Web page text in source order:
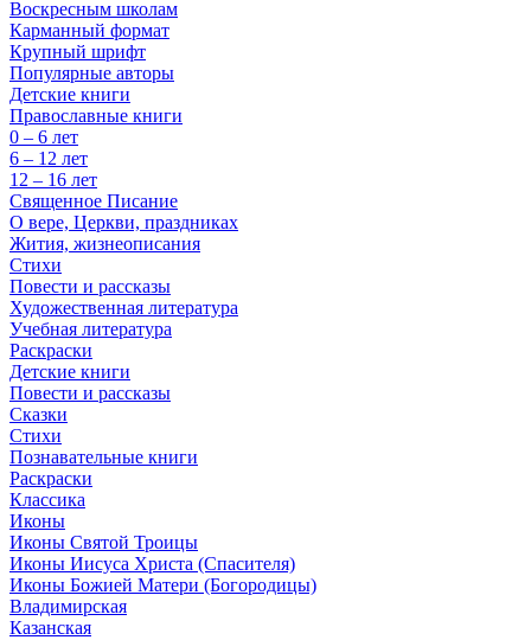
Воскресным школам
Карманный формат
Крупный шрифт
Популярные авторы
Детские книги
Православные книги
0 – 6 лет
6 – 12 лет
12 – 16 лет
Священное Писание
О вере, Церкви, праздниках
Жития, жизнеописания
Стихи
Повести и рассказы
Художественная литература
Учебная литература
Раскраски
Детские книги
Повести и рассказы
Сказки
Стихи
Познавательные книги
Раскраски
Классика
Иконы
Иконы Святой Троицы
Иконы Иисуса Христа (Спасителя)
Иконы Божией Матери (Богородицы)
Владимирская
Казанская